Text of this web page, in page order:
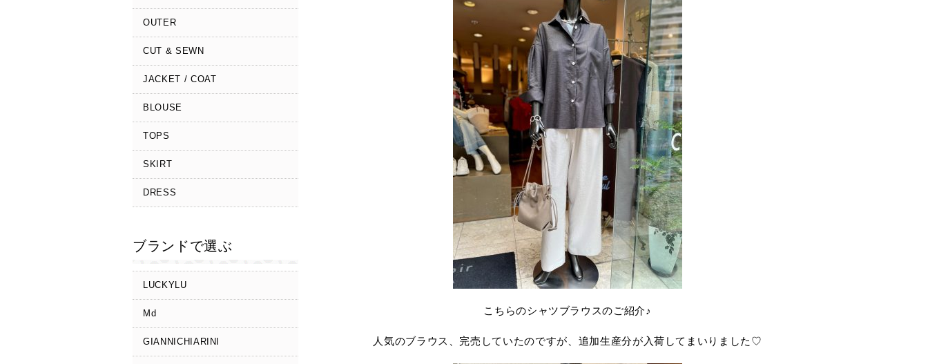
OUTER
CUT & SEWN
JACKET / COAT
BLOUSE
TOPS
SKIRT
DRESS
ブランドで選ぶ
LUCKYLU
Md
GIANNICHIARINI
こちらのシャツブラウスのご紹介♪
人気のブラウス、完売していたのですが、追加生産分が入荷してまいりました♡